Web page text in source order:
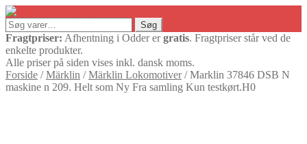
Søg
efter:
Søg
Fragtpriser: Afhentning i Odder ergratis. Fragtpriser står ved de
enkelte produkter.
Alle priser på siden vises inkl. dansk moms.
Forside /Märklin /Märklin Lokomotiver/Marklin 37846 DSB N
maskine n 209. Helt som Ny Fra samling Kun testkørt.H0